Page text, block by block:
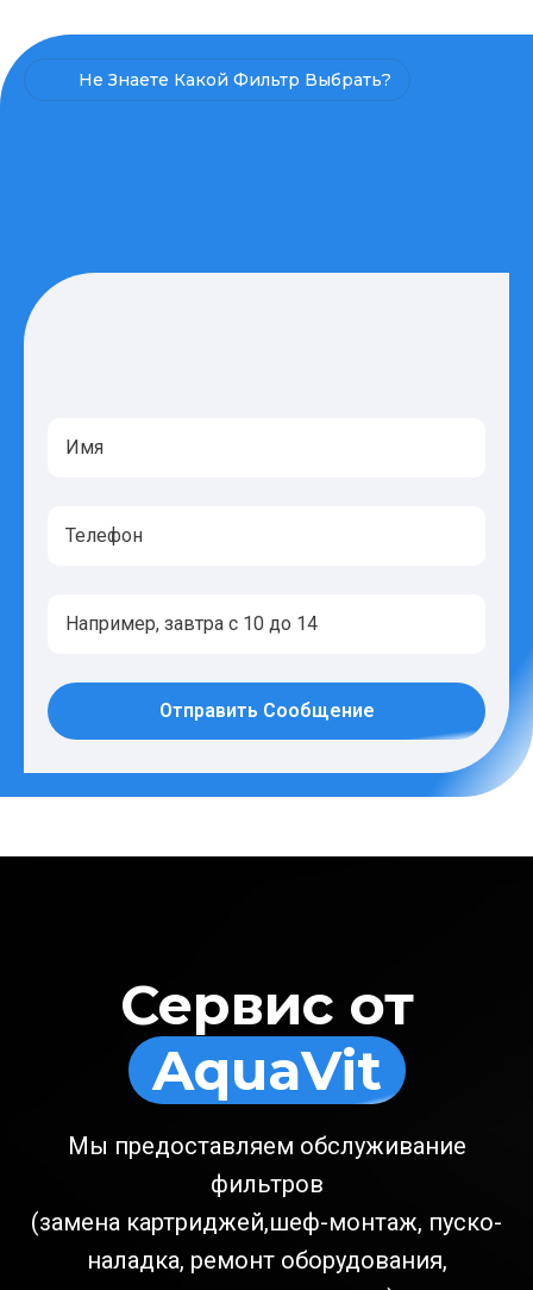
Не Знаете Какой Фильтр Выбрать?
Отправить Сообщение
Сервис от
AquaVit
Мы предоставляем обслуживание
фильтров
(замена картриджей,шеф-монтаж, пуско-
наладка, ремонт оборудования,